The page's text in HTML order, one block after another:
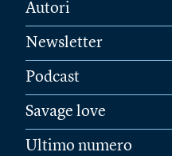
Autori
Newsletter
Podcast
Savage love
Ultimo numero